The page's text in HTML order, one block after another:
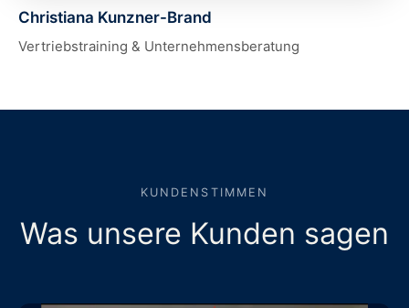
Christiana Kunzner-Brand
Vertriebstraining & Unternehmensberatung
KUNDENSTIMMEN
Was unsere Kunden sagen